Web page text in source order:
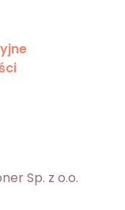
Sp. z o.o.